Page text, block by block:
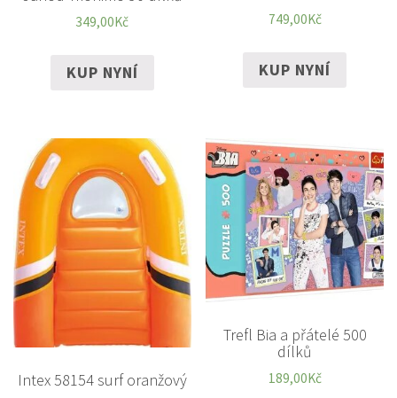
349,00Kč
KUP NYNÍ
749,00Kč
KUP NYNÍ
Intex 58154 surf oranžový
Trefl Bia a přátelé 500
dílků
189,00Kč